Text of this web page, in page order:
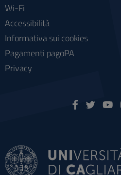
Wi-Fi
Accessibilità
Informativa sui cookies
Pagamenti pagoPA
Privacy